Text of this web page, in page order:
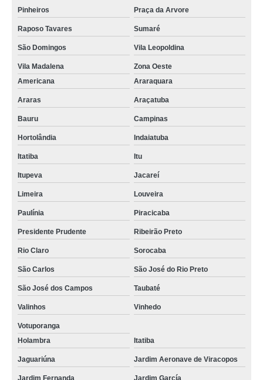
Pinheiros Praça da Arvore
Raposo Tavares Sumaré
São Domingos Vila Leopoldina
Vila Madalena
Zona Oeste
Americana
Araraquara
Araras Araçatuba
Bauru Campinas
Hortolândia Indaiatuba
Itatiba Itu
Itupeva Jacareí
Limeira Louveira
Paulínia Piracicaba
Presidente Prudente Ribeirão Preto
Rio Claro Sorocaba
São Carlos São José do Rio Preto
São José dos Campos Taubaté
Valinhos Vinhedo
Votuporanga
Holambra
Itatiba
Jaguariúna Jardim Aeronave de Viracopos
Jardim Fernanda Jardim García